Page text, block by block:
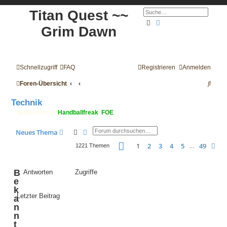
Titan Quest ~~
Grim Dawn
SucheErweiterte Suche
Schnellzugriff FAQ Anmelden
Registrieren
Foren-Übersicht
S
Technik
Moderatoren: Handballfreak FOE
Neues Thema SucheErweiterte Suche
1221 Themen Seite von49
1 2 3 4 5 49
B
e
k
a
n
n
t
Antworten Zugriffe
Letzter Beitrag